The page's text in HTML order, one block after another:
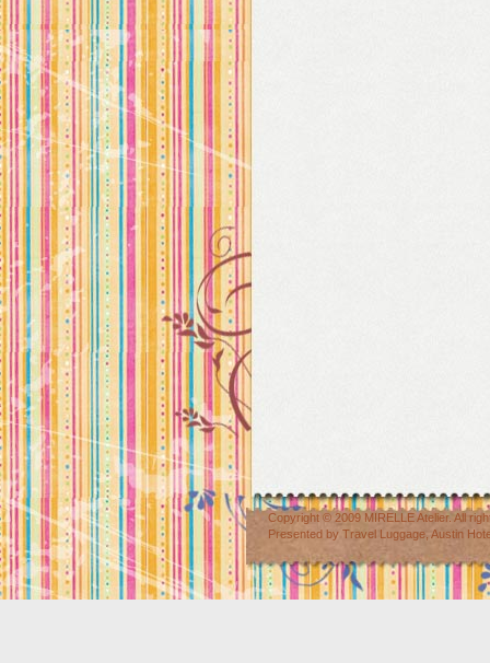
Copyright © 2009 MIRELLE Atelier. All
Presented by Travel Luggage Austin